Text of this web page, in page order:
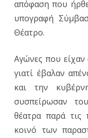
απόφαση που
υπογραφή
Θέατρο.
Αγώνες που
γιατί έβαλαν
και την
συσπείρωσαν
θέατρα παρά τις
κοινό των